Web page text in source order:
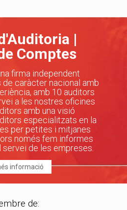
|
Comptes
firma independent
caràcter nacional amb
amb 10 auditors
a les nostres oficines
amb una visió
especialitzats en la
per petites i mitjanes
només fem informes
servei de les empreses.
informació
de: